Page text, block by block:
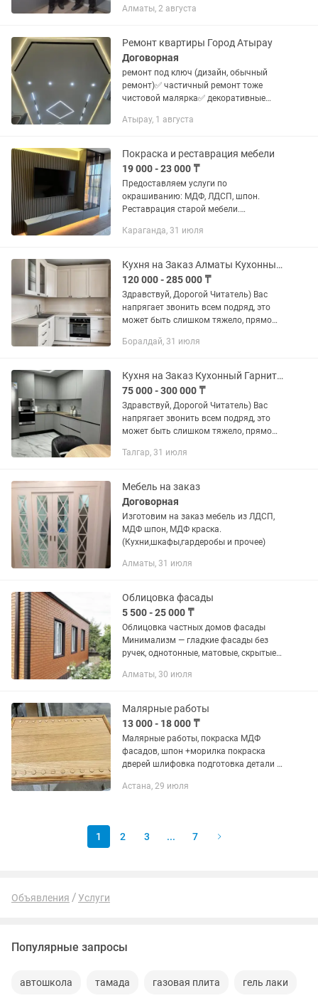
,крашенный, гарантия качество и в
Алматы, 2 августа
Ремонт квартиры Город Атырау
Договорная
ремонт под ключ (дизайн, обычный
ремонт)✅ частичный ремонт тоже
чистовой малярка✅ декоративные
жагамыз ✅ кафель 45 градуспен
гибкий...
Атырау, 1 августа
Покраска и реставрация мебели
19 000 - 23 000 ₸
Предоставляем услуги по
окрашиванию: МДФ, ЛДСП, шпон.
Реставрация старой мебели.
производства.
Караганда, 31 июля
Кухня на Заказ Алматы Кухонный Гарнитур Под Фото Дизайн в Подарок
120 000 - 285 000 ₸
Здравствуй, Дорогой Читатель) Вас
напрягает звонить всем подряд, это
может быть слишком тяжело, прямо
качественно с гарантией) Все условия...
Боралдай, 31 июля
Кухня на Заказ Кухонный Гарнитур Мебель Цены Недорого Дизайн в Подарок Фото
75 000 - 300 000 ₸
Здравствуй, Дорогой Читатель) Вас
напрягает звонить всем подряд, это
может быть слишком тяжело, прямо
качественно с гарантией) Все условия...
Талгар, 31 июля
Мебель на заказ
Договорная
Изготовим на заказ мебель из ЛДСП,
МДФ шпон, МДФ краска.
(Кухни,шкафы,гардеробы и прочее)
Алматы, 31 июля
Облицовка фасады
5 500 - 25 000 ₸
Облицовка частных домов фасады
Минимализм — гладкие фасады без
ручек, однотонные, матовые, скрытые
текстурный шпон, чёрные рамки,
белые,...
Алматы, 30 июля
Малярные работы
13 000 - 18 000 ₸
Малярные работы, покраска МДФ
фасадов, шпон +морилка покраска
дверей шлифовка подготовка детали к
Астана, 29 июля
1 2 3 ... 7
Объявления Услуги
Популярные запросы
автошкола тамада газовая плита гель лаки